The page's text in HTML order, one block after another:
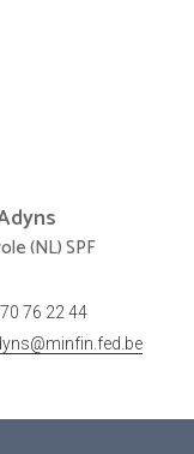
(NL) SPF
76 22 44